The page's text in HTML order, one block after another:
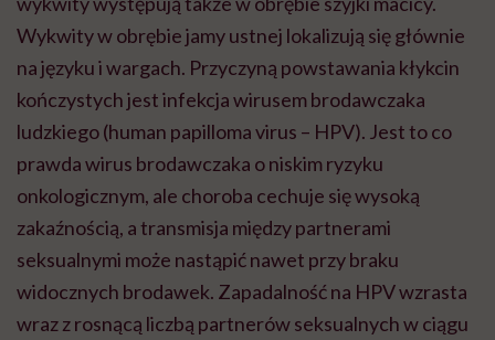
Wykwity w obrębie jamy ustnej lokalizują się głównie
na języku i wargach. Przyczyną powstawania kłykcin
kończystych jest infekcja wirusem brodawczaka
ludzkiego (human papilloma virus – HPV). Jest to co
prawda wirus brodawczaka o niskim ryzyku
onkologicznym, ale choroba cechuje się wysoką
zakaźnością, a transmisja między partnerami
seksualnymi może nastąpić nawet przy braku
widocznych brodawek. Zapadalność na HPV wzrasta
wraz z rosnącą liczbą partnerów seksualnych w ciągu